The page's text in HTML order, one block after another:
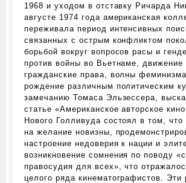
1968 и уходом в отставку Ричарда
августе 1974 года американская
переживала период интенсивных
связанных с острым конфликтом
борьбой вокруг вопросов расы и
против войны во Вьетнаме, движение
гражданские права, волны
рождение различным политическим
замечанию Томаса Эльзессера,
статье «Американское авторское
Нового Голливуда состоял в том, что
на желание новизны,
настроение недоверия к нации и
возникновение сомнения по поводу
правосудия для всех», что
целого ряда кинематографистов. Эти